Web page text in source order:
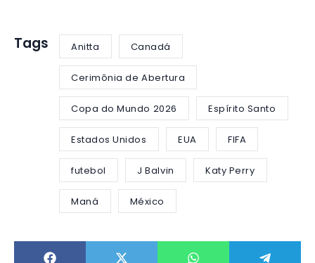
Tags Anitta Canadá
Cerimônia de Abertura
Copa do Mundo 2026 Espírito Santo
Estados Unidos EUA FIFA
futebol J Balvin Katy Perry
Maná México